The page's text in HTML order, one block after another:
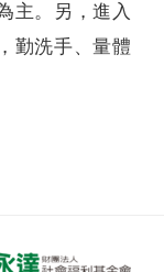
主。另，進入
勤洗手、量體